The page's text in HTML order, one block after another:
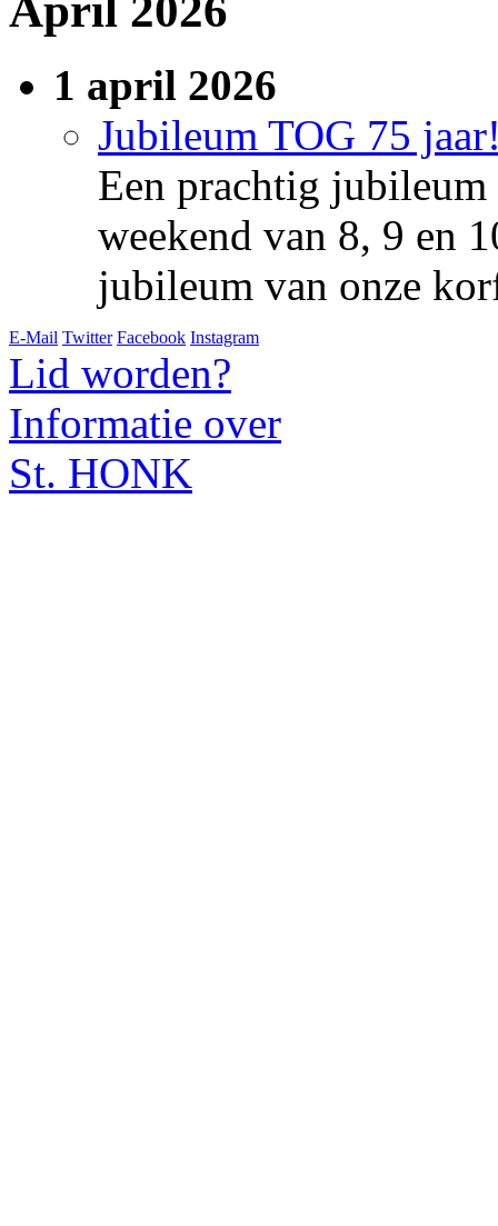
1 april 2026
Jubileum TOG 75
Een prachtig
weekend van 8, 9 en
jubileum van onze
E-Mail Twitter Facebook Instagram
Lid worden?
Informatie over
St. HONK